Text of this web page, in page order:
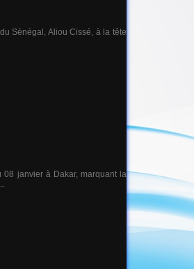
Sénégal, Aliou Cissé, à la tête
08 janvier à Dakar, marquant la